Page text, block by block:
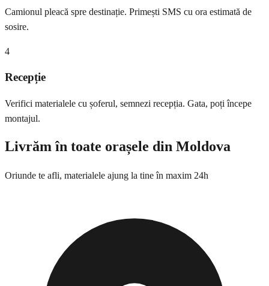
Camionul pleacă spre destinație. Primești SMS cu ora estimată de
sosire.
4
Recepție
Verifici materialele cu șoferul, semnezi recepția. Gata, poți începe
montajul.
Livrăm în toate orașele din Moldova
Oriunde te afli, materialele ajung la tine în maxim 24h